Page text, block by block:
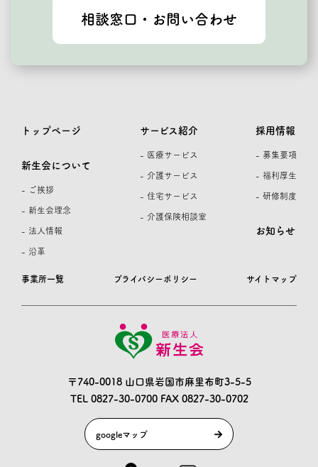
相談窓口・お問い合わせ
〒740-0018 山口県岩国市麻里布町3-5-5
TEL 0827-30-0700FAX 0827-30-0702
googleマップ
事業所一覧 プライバシーポリシー サイトマップ
トップページ
新生会について
- ご挨拶
- 新生会理念
- 法人情報
- 沿革
サービス紹介
- 医療サービス
- 介護サービス
- 住宅サービス
- 介護保険相談室
採用情報
- 募集要項
- 福利厚生
- 研修制度
お知らせ